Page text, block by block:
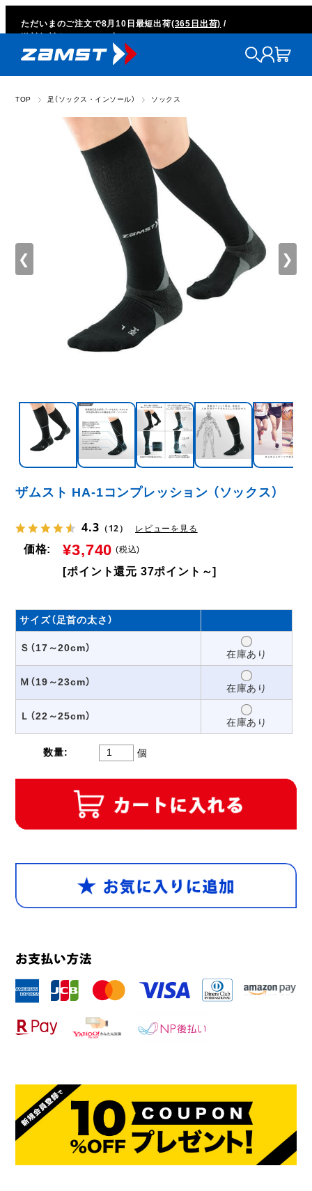
ただいまのご注文で8月10日 最短出荷(365日出荷) /
TOP 足（ソックス・インソール） ソックス
❮ ❯
ザムスト HA-1コンプレッション （ソックス）
4.3 （12）
レビューを見る
価格:
¥3,740 (税込)
[ポイント還元 37ポイント～]
サイズ（足首の太さ）
Ｓ（17～20cm）
在庫あり
Ｍ（19～23cm）
在庫あり
Ｌ（22～25cm）
在庫あり
数量: 個